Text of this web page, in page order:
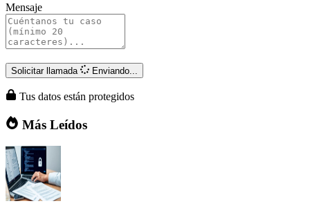
Mensaje
Solicitar llamada Enviando...
Tus datos están protegidos
Más Leídos